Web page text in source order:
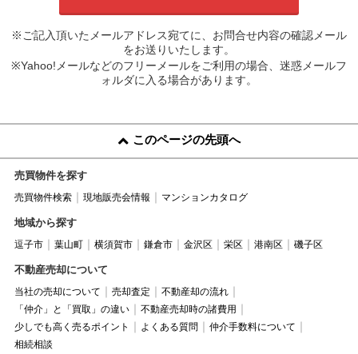
※ご記入頂いたメールアドレス宛てに、お問合せ内容の確認メール
をお送りいたします。
※Yahoo!メールなどのフリーメールをご利用の場合、迷惑メールフ
ォルダに入る場合があります。
このページの先頭へ
売買物件を探す
売買物件検索 現地販売会情報 マンションカタログ
地域から探す
逗子市 葉山町 横須賀市 鎌倉市 金沢区 栄区 港南区 磯子区
不動産売却について
当社の売却について 売却査定
不動産却の流れ
「仲介」と「買取」の違い
不動産売却時の諸費用
少しでも高く売るポイント
よくある質問
仲介手数料について
相続相談